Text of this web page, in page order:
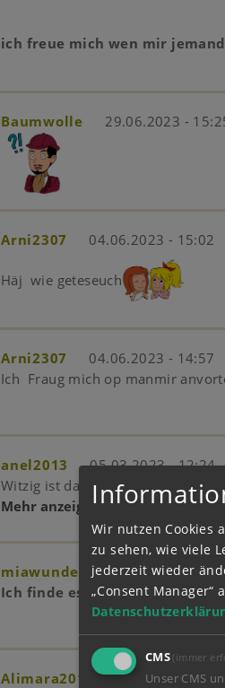
ich freue mich wen mir
Baumwolle 29.06.2023 -
Arni2307 04.06.2023 - 15:02
Häj wie geteseuch
Arni2307
04.06.2023 - 14:57
Ich Fraug mich op manmir
anel2013
05.03.2023 - 12:24
Witzig ist das
Mehr anzeigen (1)
miawunderbar
23.02.2023 -
Ich finde es nicht zu kurtz es
Alimara2012
29.03.2022 -
Wir nutzen Cookies
zu sehen, wie viele
jederzeit wieder
„Consent Manager“
CMS (immer
Unser CMS